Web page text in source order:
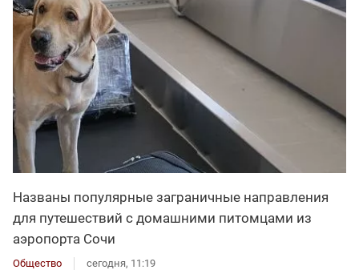
Названы популярные заграничные направления
для путешествий с домашними питомцами из
аэропорта Сочи
Общество сегодня, 11:19